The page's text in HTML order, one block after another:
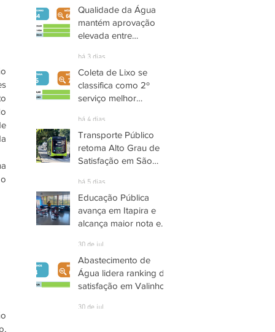
Qualidade da Água
mantém aprovação
elevada entre
há 3 dias
Coleta de Lixo se
classifica como 2º
serviço melhor
de Parnaíba
há 4 dias
Transporte Público
retoma Alto Grau de
Satisfação em São
há 5 dias
Educação Pública
avança em Itapira e
alcança maior nota em
30 de jul.
Abastecimento de
Água lidera ranking de
satisfação em Valinhos
30 de jul.